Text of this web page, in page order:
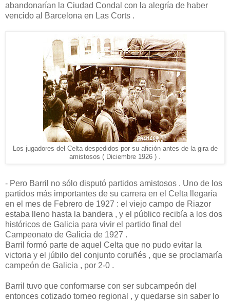
abandonarían la Ciudad Condal con la alegría de haber
vencido al Barcelona en Las Corts .
Los jugadores del Celta despedidos por su afición antes de la gira de
amistosos ( Diciembre 1926 ) .
- Pero Barril no sólo disputó partidos amistosos . Uno de los
partidos más importantes de su carrera en el Celta llegaría
en el mes de Febrero de 1927 : el viejo campo de Riazor
estaba lleno hasta la bandera , y el público recibía a los dos
históricos de Galicia para vivir el partido final del
Campeonato de Galicia de 1927 .
Barril formó parte de aquel Celta que no pudo evitar la
victoria y el júbilo del conjunto coruñés , que se proclamaría
campeón de Galicia , por 2-0 .
Barril tuvo que conformarse con ser subcampeón del
entonces cotizado torneo regional , y quedarse sin saber lo